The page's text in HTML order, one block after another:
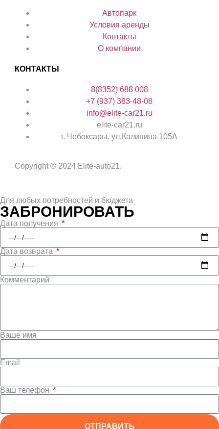
Автопарк
Условия аренды
Контакты
О компании
КОНТАКТЫ
8(8352) 688 008
+7 (937) 383-48-08
info@elite-car21.ru
elite-car21.ru
г. Чебоксары, ул.Калинина 105А
Copyright © 2024 Elite-auto21.
Для любых потребностей и бюджета
ЗАБРОНИРОВАТЬ
Дата получения
Дата возврата
Комментарий
Ваше имя
Email
Ваш телефон
ОТПРАВИТЬ